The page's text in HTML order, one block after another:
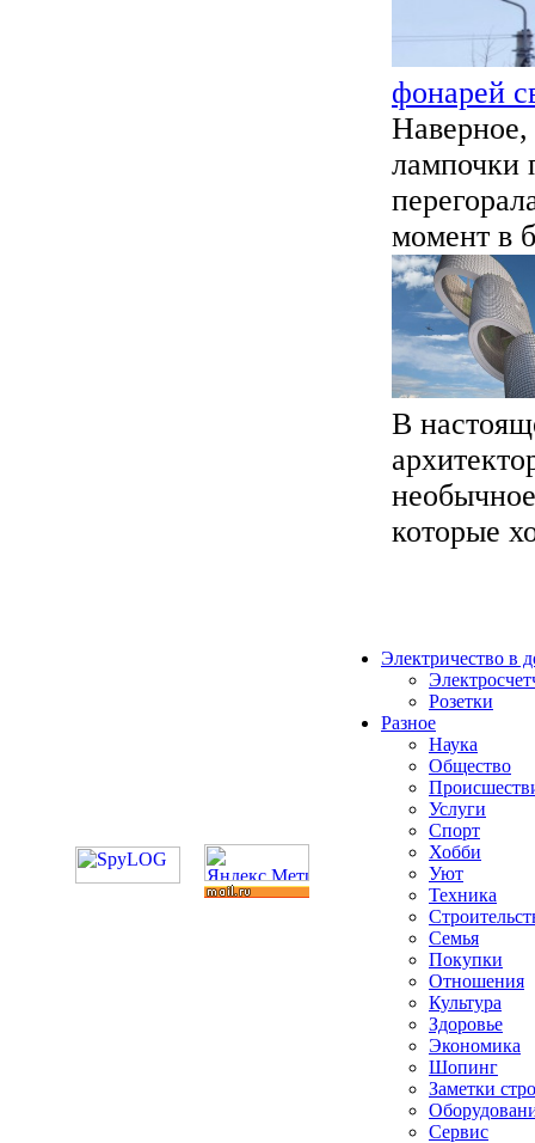
фонарей
Наверное,
лампочки
момент в
В
которые
Электричество в
Розетки
Разное
Наука
Общество
Услуги
Спорт
Хобби
Уют
Техника
Семья
Покупки
Отношения
Культура
Здоровье
Экономика
Шопинг
Заметки
Сервис